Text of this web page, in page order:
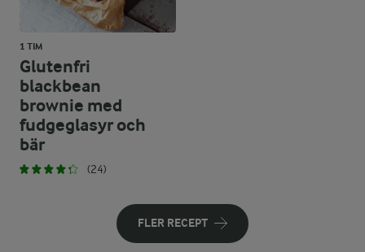
1 TIM
Glutenfri
blackbean
brownie med
fudgeglasyr och
bär
(24)
FLER RECEPT